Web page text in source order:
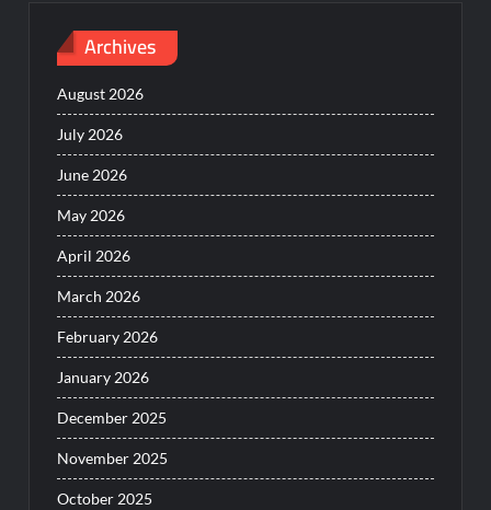
Archives
August 2026
July 2026
June 2026
May 2026
April 2026
March 2026
February 2026
January 2026
December 2025
November 2025
October 2025